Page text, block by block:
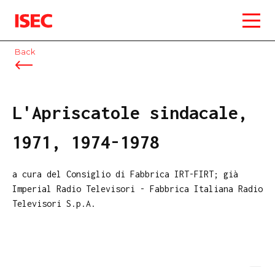
ISEC
Back
L'Apriscatole sindacale,
1971, 1974-1978
a cura del Consiglio di Fabbrica IRT-FIRT; già
Imperial Radio Televisori - Fabbrica Italiana Radio
Televisori S.p.A.